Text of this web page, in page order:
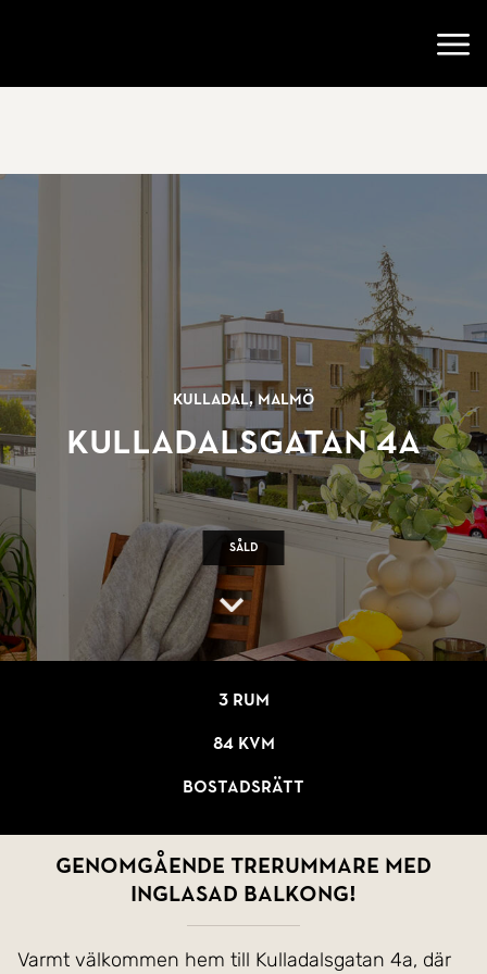
Kulladal, Malmö
Kulladalsgatan 4A
Såld
3 rum
84 kvm
Bostadsrätt
Genomgående trerummare med
inglasad balkong!
Varmt välkommen hem till Kulladalsgatan 4a, där